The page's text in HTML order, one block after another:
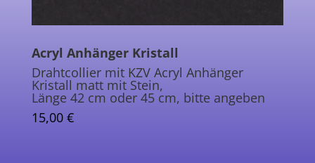
Acryl Anhänger Kristall
Drahtcollier mit KZV Acryl Anhänger
Kristall matt mit Stein,
Länge 42 cm oder 45 cm, bitte angeben
15,00 €